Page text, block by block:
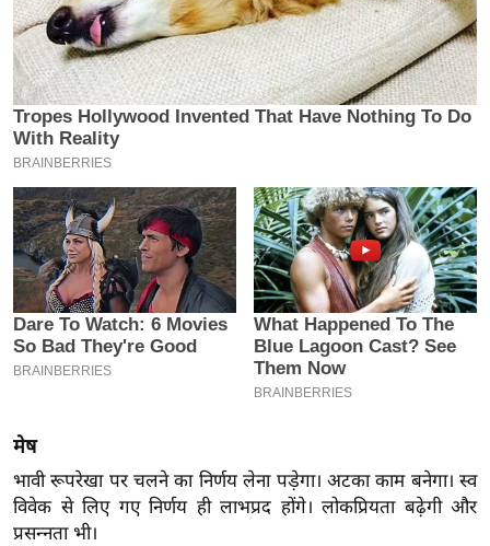
के
ट
I
P
L
2
0
2
6
क्रा
इ
म
ई
प
र
मि
मेष
भावी रूपरेखा पर चलने का निर्णय लेना पड़ेगा। अटका काम बनेगा। स्व
विवेक से लिए गए निर्णय ही लाभप्रद होंगे। लोकप्रियता बढ़ेगी और
प्रसन्नता भी।